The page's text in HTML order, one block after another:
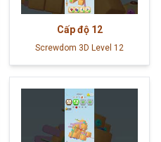
Cấp độ 12
Screwdom 3D Level 12